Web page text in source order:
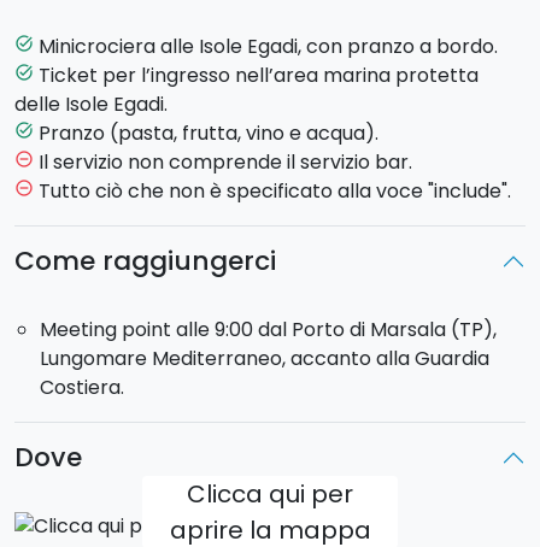
dell'isola, per poiormeggiareal porto per un'ora e
mezza circa per fare un po di shopping e visitare il
paesino.
Alle 13:30, tutti nuovamente a bordo per gustare un
ottimopranzo, che prevede un primo (pasta), frutta,
acqua e vino.
alla scoperta delle sue bellezze naturali e
dei piccoli negozietti. Partenza alle 16:30 dall'isola, e,
Porto di Marsala.
Partenza:Porto di Marsala alle ore 09:30.
Orario di incontro: 9:00.
Rientro
task_alt Minicrociera alle Isole Egadi, con pranzo a bordo.
task_alt Ticket per l’ingresso nell’area marina protetta
delle Isole Egadi.
task_alt Pranzo (pasta, frutta, vino e acqua).
remove_circle_outline Il servizio non comprende il servizio bar.
remove_circle_outline Tutto ciò che non è specificato alla voce "include".
Come raggiungerci
Meeting point alle 9:00 dal Porto di Marsala (TP),
Lungomare Mediterraneo, accanto alla Guardia
Costiera.
Dove
Clicca qui per
aprire la mappa